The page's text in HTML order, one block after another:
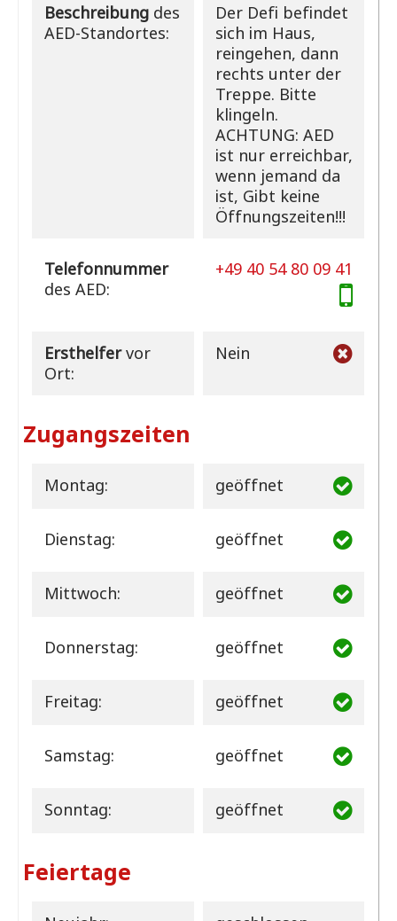
Beschreibungdes
AED-Standortes:
Der Defi befindet
sich im Haus,
reingehen, dann
rechts unter der
Treppe. Bitte
klingeln.
ACHTUNG: AED
ist nur erreichbar,
wenn jemand da
ist, Gibt keine
Öffnungszeiten!!!
Telefonnummer
des AED:
+49 40 54 80 09 41
Ersthelfervor
Ort:
Nein
Zugangszeiten
Montag: geöffnet
Dienstag: geöffnet
Mittwoch: geöffnet
Donnerstag: geöffnet
Freitag: geöffnet
Samstag: geöffnet
Sonntag: geöffnet
Feiertage